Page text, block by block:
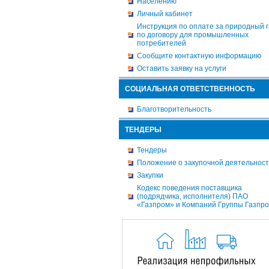
Личный кабинет
Инструкция по оплате за природный
по договору для промышленных
потребителей
Сообщите контактную информацию
Оставить заявку на услуги
СОЦИАЛЬНАЯ ОТВЕТСТВЕННОСТЬ
Благотворительность
ТЕНДЕРЫ
Тендеры
Положение о закупочной
Закупки
Кодекс поведения поставщика
(подрядчика, исполнителя) ПАО
«Газпром» и Компаний Группы